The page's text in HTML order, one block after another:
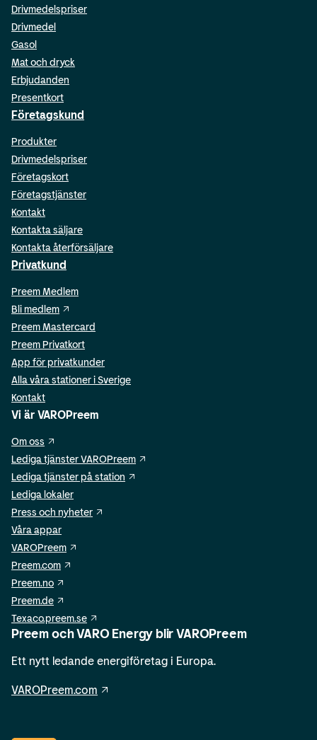
Drivmedelspriser
Drivmedel
Gasol
Mat och dryck
Erbjudanden
Presentkort
Företagskund
Produkter
Drivmedelspriser
Företagskort
Företagstjänster
Kontakt
Kontakta säljare
Kontakta återförsäljare
Privatkund
Preem Medlem
Bli medlem
Preem Mastercard
Preem Privatkort
App för privatkunder
Alla våra stationer i Sverige
Kontakt
Vi är VAROPreem
Om oss
Lediga tjänster VAROPreem
Lediga tjänster på station
Lediga lokaler
Press och nyheter
Våra appar
VAROPreem
Preem.com
Preem.no
Preem.de
Texaco.preem.se
Preem och VARO Energy blir VAROPreem
Ett nytt ledande energiföretag i Europa.
VAROPreem.com